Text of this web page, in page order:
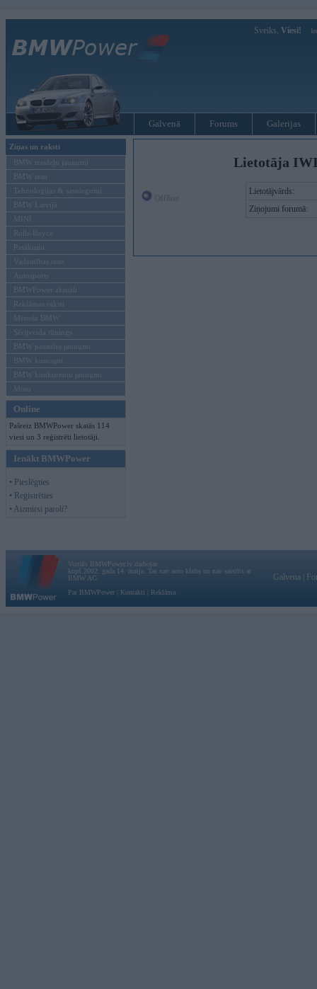
Sveiks, Viesi!
Galvenā Forums Galerijas
Ziņas un raksti
BMW modeļu jaunumi
BMW testi
Tehnoloģijas & sasniegumi
BMW Latvijā
MINI
Rolls-Royce
Pasākumi
Vadāmības tests
Autosports
BMWPower aktuāli
Reklāmas raksti
Mēneša BMW
Sērijveida tūnings
BMW pasaules jaunumi
BMW koncepti
BMW konkurentu jaunumi
Moto
Online
Pašreiz BMWPower skatās 114
viesi un 3 reģistrēti lietotāji.
Ienākt BMWPower
• Pieslēgties
• Reģistrēties
• Aizmirsi paroli?
Lietotāja
Lietotājvārds:
Ziņojumi forumā:
Vortāls BMWPower.lv darbojas
kopš 2002. gada 14. maija. Tas nav auto klubs un nav saistīts ar
BMW AG.
Par BMWPower
Kontakti Reklāma
Galvena